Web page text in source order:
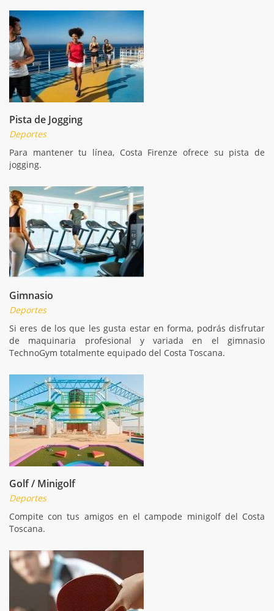
Pista de Jogging
Deportes
Para mantener tu línea, Costa Firenze ofrece su pista de
jogging.
Gimnasio
Deportes
Si eres de los que les gusta estar en forma, podrás disfrutar
de maquinaria profesional y variada en el gimnasio
TechnoGym totalmente equipado del Costa Toscana.
Golf / Minigolf
Deportes
Compite con tus amigos en el campode minigolf del Costa
Toscana.